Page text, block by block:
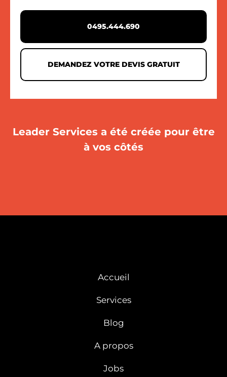
0495.444.690
DEMANDEZ VOTRE DEVIS GRATUIT
Leader Services a été créée pour être
à vos côtés
Accueil
Services
Blog
A propos
Jobs